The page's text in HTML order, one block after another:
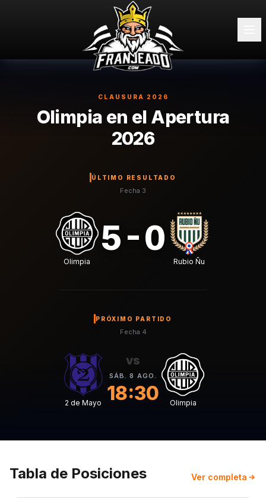
CLAUSURA 2026
Olimpia en el Apertura
2026
ÚLTIMO RESULTADO
Fecha 3
Olimpia
5-0
Rubio Ñu
PRÓXIMO PARTIDO
Fecha 4
2 de Mayo
vs
SÁB. 8 AGO.
18:30 Olimpia
Tabla de Posiciones Ver completa